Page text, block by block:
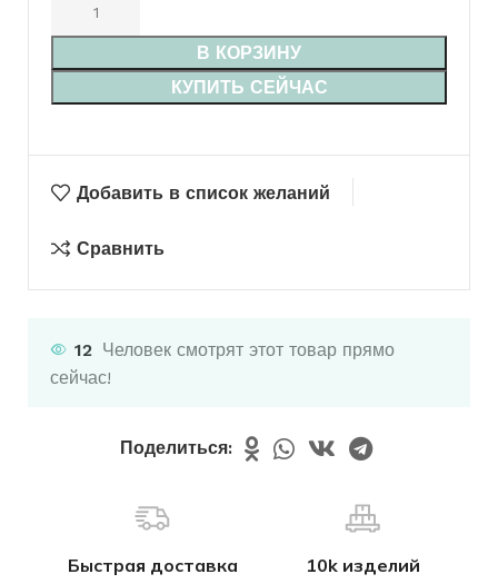
В КОРЗИНУ
КУПИТЬ СЕЙЧАС
Добавить в список желаний
Сравнить
12 Человек смотрят этот товар прямо
сейчас!
Поделиться:
Быстрая доставка 10k изделий